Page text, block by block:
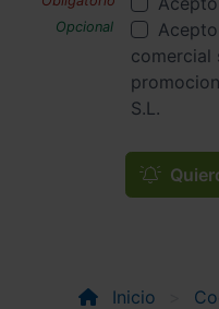
comercial
S.L.
Inicio